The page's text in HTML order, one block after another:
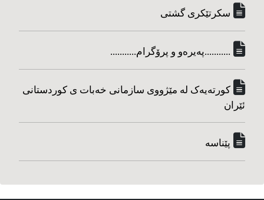
سکرتێکری گشتی
...........په‌یره‌و و پرۆگرام...........
کورته‌یه‌ک له مێژووی سازمانی خه‌بات ی کوردستانی
ئێران
پێناسه‌